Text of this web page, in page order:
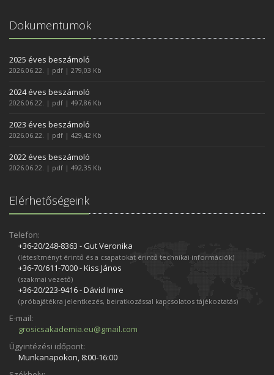
Dokumentumok
2025 éves beszámoló
2026.06.22. | pdf | 279,03 Kb
2024 éves beszámoló
2026.06.22. | pdf | 497,86 Kb
2023 éves beszámoló
2026.06.22. | pdf | 429,42 Kb
2022 éves beszámoló
2026.06.22. | pdf | 492,35 Kb
Elérhetőségeink
Telefon:
+36-20/248­-8363 - Gut Veronika
(létesítményt érintő és a csapatokat érintő technikai információk)
+36-70/611­-7000 - Kiss János
(szakmai vezető)
+36-20/223­-9416 - Dávid Imre
(próbajátékra jelentkezés, beiratkozással kapcsolatos tájékoztatás)
E-mail:
grosicsakademia.eu@gmail.com
Ügyintézési időpont:
Munkanapokon, 8:00-16:00